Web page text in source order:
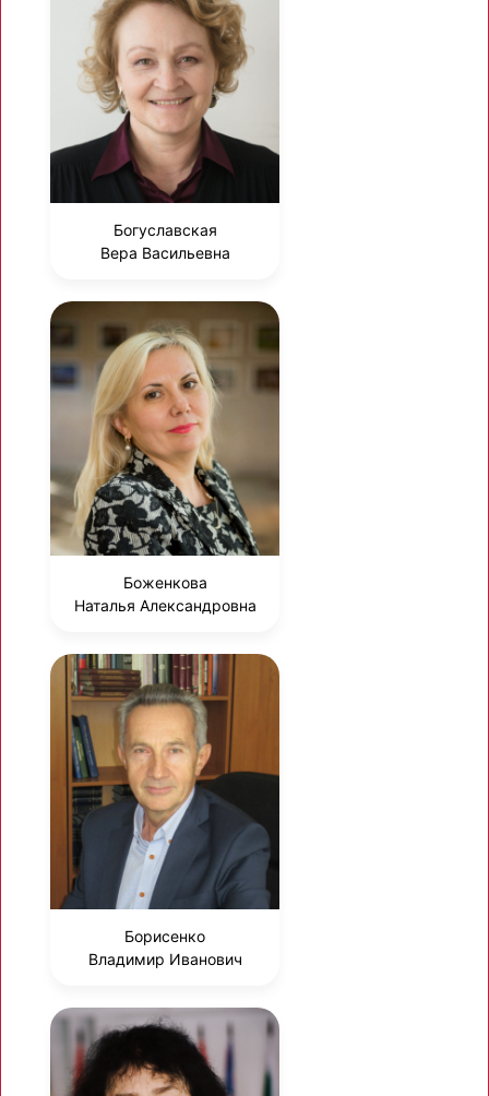
Богуславская
Вера Васильевна
Боженкова
Наталья Александровна
Борисенко
Владимир Иванович